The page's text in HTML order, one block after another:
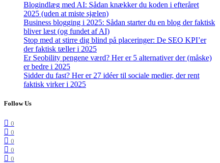
Blogindlæg med AI: Sådan knækker du koden i efteråret
2025 (uden at miste sjælen)
Business blogging i 2025: Sådan starter du en blog der faktisk
bliver læst (og fundet af AI)
Stop med at stirre dig blind på placeringer: De SEO KPI’er
der faktisk tæller i 2025
Er Seobility pengene værd? Her er 5 alternativer der (måske)
er bedre i 2025
Sidder du fast? Her er 27 idéer til sociale medier, der rent
faktisk virker i 2025
Follow Us
0
0
0
0
0